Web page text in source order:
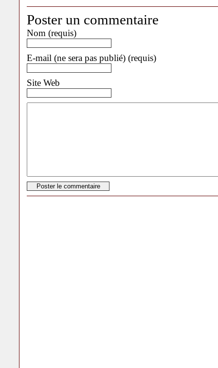
Poster un commentaire
Nom (requis)
E-mail (ne sera pas publié) (requis)
Site Web